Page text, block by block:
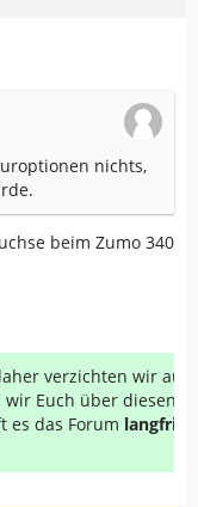
nichts,
beim Zumo 340
verzichten wir auf
Euch über diesen
es das Forum